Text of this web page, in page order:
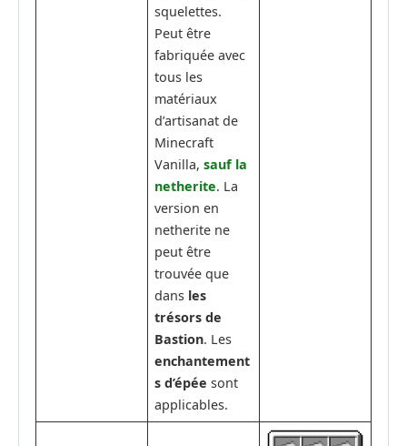
squelettes.
Peut être
fabriquée avec
tous les
matériaux
d’artisanat de
Minecraft
Vanilla,sauf la
netherite. La
version en
netherite ne
peut être
trouvée que
dans les
trésors de
Bastion. Les
enchantement
s d’épée sont
applicables.